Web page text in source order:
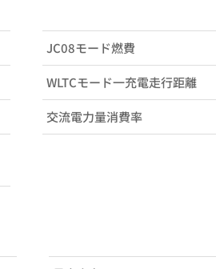
JC08モード燃費
WLTCモード一充電走行距離
交流電力量消費率